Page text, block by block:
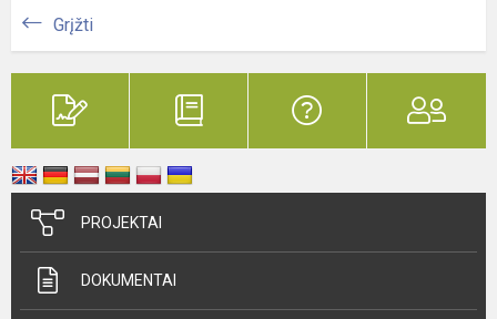
Grįžti
PROJEKTAI
DOKUMENTAI